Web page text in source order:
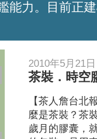
能力。目前正
2010年5月21日
茶裝．時空
【茶人詹台北
麼是茶裝？茶
歲月的膠囊，